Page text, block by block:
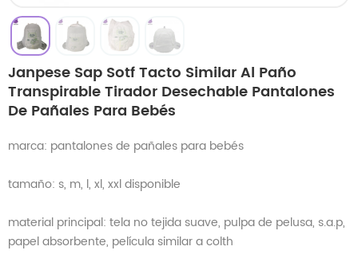
Janpese Sap Sotf Tacto Similar Al Paño
Transpirable Tirador Desechable Pantalones
De Pañales Para Bebés
marca: pantalones de pañales para bebés
tamaño: s, m, l, xl, xxl disponible
material principal: tela no tejida suave, pulpa de pelusa, s.a.p,
papel absorbente, película similar a colth